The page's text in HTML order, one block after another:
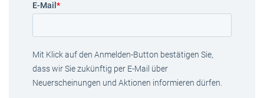
E-Mail *
Mit Klick auf den Anmelden-Button bestätigen Sie,
dass wir Sie zukünftig per E-Mail über
Neuerscheinungen und Aktionen informieren dürfen.